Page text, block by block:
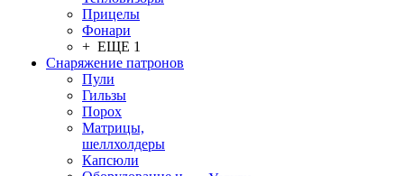
Прицелы
Фонари
+ ЕЩЕ 1
Снаряжение патронов
Пули
Гильзы
Порох
Матрицы,
шеллхолдеры
Капсюли